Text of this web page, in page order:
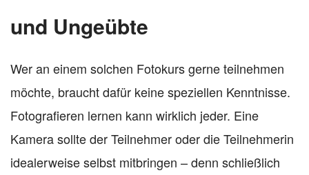
und Ungeübte
Wer an einem solchen Fotokurs gerne teilnehmen
möchte, braucht dafür keine speziellen Kenntnisse.
Fotografieren lernen kann wirklich jeder. Eine
Kamera sollte der Teilnehmer oder die Teilnehmerin
idealerweise selbst mitbringen – denn schließlich